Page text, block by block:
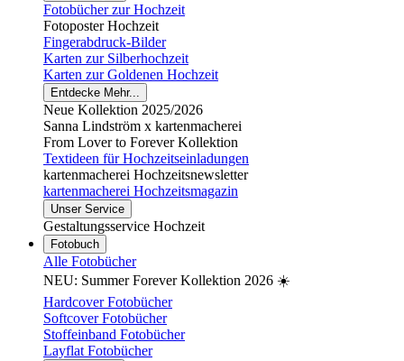
Fotobücher zur Hochzeit
Fotoposter Hochzeit
Fingerabdruck-Bilder
Karten zur Silberhochzeit
Karten zur Goldenen Hochzeit
Entdecke Mehr...
Neue Kollektion 2025/2026
Sanna Lindström x kartenmacherei
From Lover to Forever Kollektion
Textideen für Hochzeitseinladungen
kartenmacherei Hochzeitsnewsletter
kartenmacherei Hochzeitsmagazin
Unser Service
Gestaltungsservice Hochzeit
Fotobuch
Alle Fotobücher
NEU: Summer Forever Kollektion 2026 ☀️
Hardcover Fotobücher
Softcover Fotobücher
Stoffeinband Fotobücher
Layflat Fotobücher